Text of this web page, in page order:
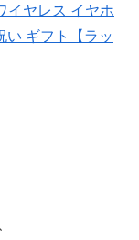
イヤレス イヤホ
い ギフト【ラッ